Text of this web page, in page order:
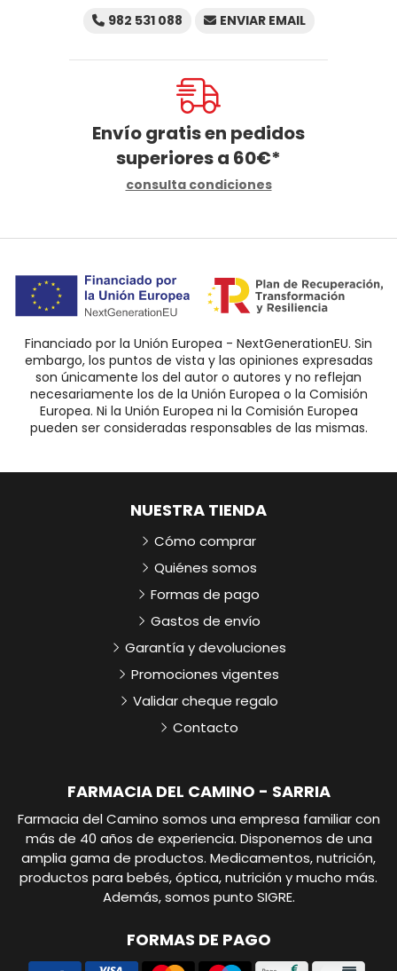
982 531 088 ENVIAR EMAIL
Envío gratis en pedidos
superiores a 60€*
consulta condiciones
Financiado por la Unión Europea - NextGenerationEU. Sin
embargo, los puntos de vista y las opiniones expresadas
son únicamente los del autor o autores y no reflejan
necesariamente los de la Unión Europea o la Comisión
Europea. Ni la Unión Europea ni la Comisión Europea
pueden ser consideradas responsables de las mismas.
FARMACIA DEL CAMINO - SARRIA
Farmacia del Camino somos una empresa familiar con
más de 40 años de experiencia. Disponemos de una
amplia gama de productos. Medicamentos, nutrición,
productos para bebés, óptica, nutrición y mucho más.
Además, somos punto SIGRE.
FORMAS DE PAGO
NUESTRA TIENDA
Cómo comprar
Quiénes somos
Formas de pago
Gastos de envío
Garantía y devoluciones
Promociones vigentes
Validar cheque regalo
Contacto